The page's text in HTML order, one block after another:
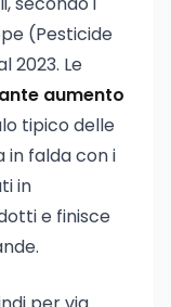
(Pesticide
2023. Le
aumento
tipico delle
in falda con i
in
e finisce